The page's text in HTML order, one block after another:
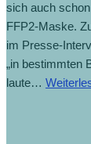
sich auch
FFP2-Maske.
im Presse-
„in bestimmten
laute…